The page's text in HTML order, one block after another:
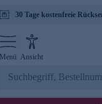
30 Tage kostenfreie
Menü Ansicht